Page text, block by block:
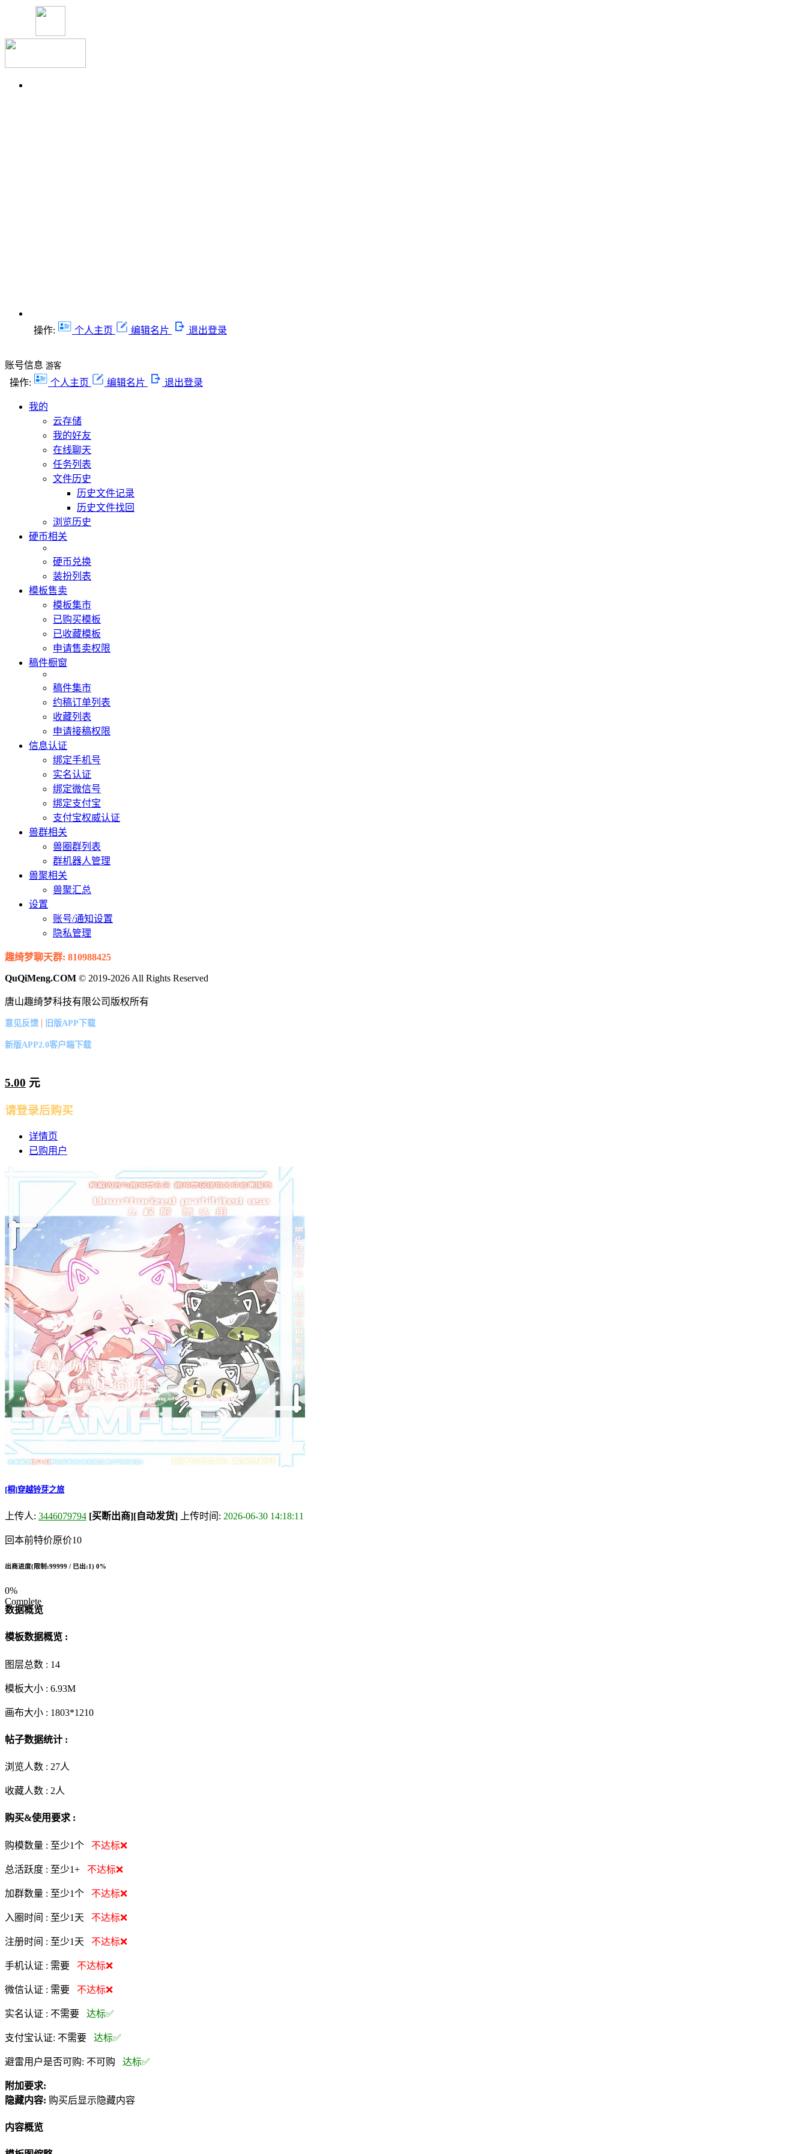
操作: 个人主页 编辑名片 退出登录
账号信息 游客
操作: 个人主页 编辑名片 退出登录
我的
云存储
我的好友
在线聊天
任务列表
文件历史
历史文件记录
历史文件找回
浏览历史
硬币相关
硬币兑换
装扮列表
模板售卖
模板集市
已购买模板
已收藏模板
申请售卖权限
稿件橱窗
稿件集市
约稿订单列表
收藏列表
申请接稿权限
信息认证
绑定手机号
实名认证
绑定微信号
绑定支付宝
支付宝权威认证
兽群相关
兽圈群列表
群机器人管理
兽聚相关
兽聚汇总
设置
账号/通知设置
隐私管理
趣绮梦聊天群: 810988425
QuQiMeng.COM © 2019-2026 All Rights Reserved
唐山趣绮梦科技有限公司版权所有
意见反馈 | 旧版APP下载
新版APP2.0客户端下载
5.00 元
请登录后购买
详情页
已购用户
[桐]穿越铃芽之旅
上传人: 3446079794 [买断出商][自动发货] 上传时间: 2026-06-30 14:18:11
回本前特价原价10
出商进度(限制:99999 / 已出:1) 0%
0%
Complete
数据概览
模板数据概览 :
图层总数 : 14
模板大小 : 6.93M
画布大小 : 1803*1210
帖子数据统计 :
浏览人数 : 27人
收藏人数 : 2人
购买&使用要求 :
购模数量 : 至少1个 不达标❌
总活跃度 : 至少1+ 不达标❌
加群数量 : 至少1个 不达标❌
入圈时间 : 至少1天 不达标❌
注册时间 : 至少1天 不达标❌
手机认证 : 需要 不达标❌
微信认证 : 需要 不达标❌
实名认证 : 不需要 达标✅
支付宝认证: 不需要 达标✅
避雷用户是否可购: 不可购 达标✅
附加要求:
隐藏内容: 购买后显示隐藏内容
内容概览